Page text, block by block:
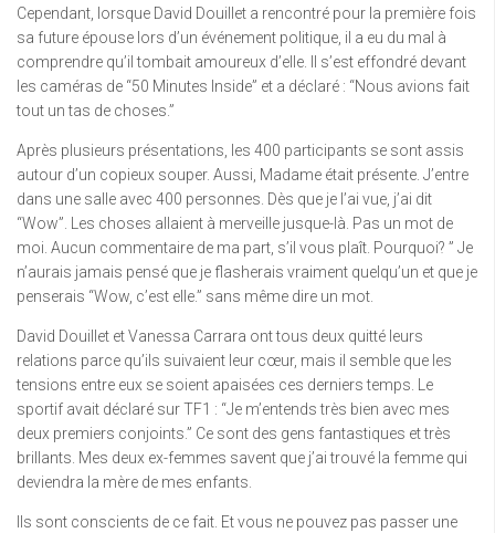
Cependant, lorsque David Douillet a rencontré pour la première fois
sa future épouse lors d’un événement politique, il a eu du mal à
comprendre qu’il tombait amoureux d’elle. Il s’est effondré devant
les caméras de “50 Minutes Inside” et a déclaré : “Nous avions fait
tout un tas de choses.”
Après plusieurs présentations, les 400 participants se sont assis
autour d’un copieux souper. Aussi, Madame était présente. J’entre
dans une salle avec 400 personnes. Dès que je l’ai vue, j’ai dit
“Wow”. Les choses allaient à merveille jusque-là. Pas un mot de
moi. Aucun commentaire de ma part, s’il vous plaît. Pourquoi? ” Je
n’aurais jamais pensé que je flasherais vraiment quelqu’un et que je
penserais “Wow, c’est elle.” sans même dire un mot.
David Douillet et Vanessa Carrara ont tous deux quitté leurs
relations parce qu’ils suivaient leur cœur, mais il semble que les
tensions entre eux se soient apaisées ces derniers temps. Le
sportif avait déclaré sur TF1 : “Je m’entends très bien avec mes
deux premiers conjoints.” Ce sont des gens fantastiques et très
brillants. Mes deux ex-femmes savent que j’ai trouvé la femme qui
deviendra la mère de mes enfants.
Ils sont conscients de ce fait. Et vous ne pouvez pas passer une